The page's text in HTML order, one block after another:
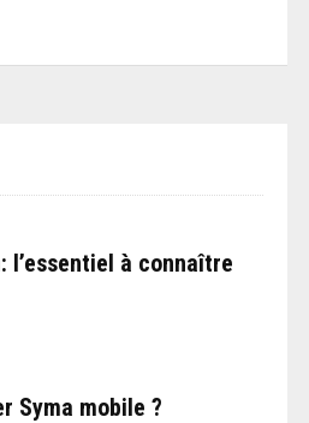
l’essentiel à connaître
Syma mobile ?